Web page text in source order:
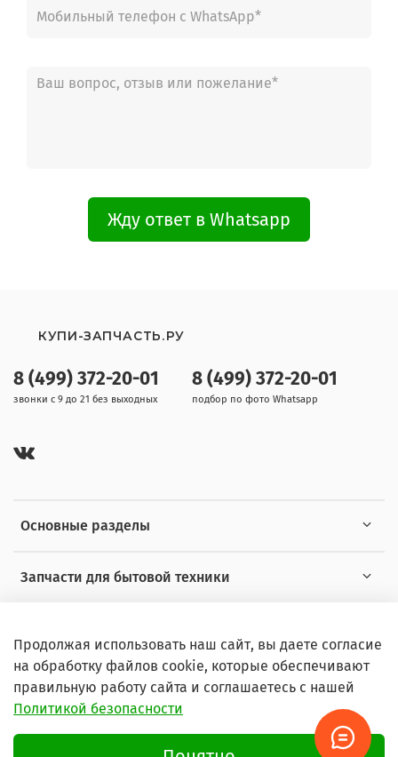
Жду ответ в Whatsapp
Основные разделы
Запчасти для бытовой техники
8 (499) 372-20-01
звонки с 9 до 21 без выходных
8 (499) 372-20-01
подбор по фото Whatsapp
КУПИ-ЗАПЧАСТЬ.РУ
© 2026 Любое использование контента без письменного
Продолжая использовать наш сайт, вы даете согласие
на обработку файлов cookie, которые обеспечивают
правильную работу сайта и соглашаетесь с нашей
Политикой безопасности